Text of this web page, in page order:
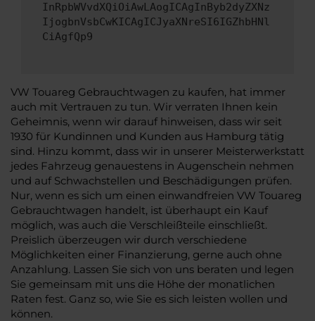
InRpbWVvdXQiOiAwLAogICAgInByb2dyZXNz
IjogbnVsbCwKICAgICJyaXNreSI6IGZhbHNl
CiAgfQp9
VW Touareg Gebrauchtwagen zu kaufen, hat immer
auch mit Vertrauen zu tun. Wir verraten Ihnen kein
Geheimnis, wenn wir darauf hinweisen, dass wir seit
1930 für Kundinnen und Kunden aus Hamburg tätig
sind. Hinzu kommt, dass wir in unserer Meisterwerkstatt
jedes Fahrzeug genauestens in Augenschein nehmen
und auf Schwachstellen und Beschädigungen prüfen.
Nur, wenn es sich um einen einwandfreien VW Touareg
Gebrauchtwagen handelt, ist überhaupt ein Kauf
möglich, was auch die Verschleißteile einschließt.
Preislich überzeugen wir durch verschiedene
Möglichkeiten einer Finanzierung, gerne auch ohne
Anzahlung. Lassen Sie sich von uns beraten und legen
Sie gemeinsam mit uns die Höhe der monatlichen
Raten fest. Ganz so, wie Sie es sich leisten wollen und
können.